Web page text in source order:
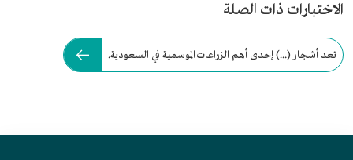
الاختبارات ذات الصلة
تعد أشجار (...) إحدى أهم الزراعات الموسمية في السعودية.